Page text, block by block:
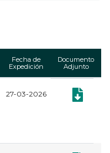
Fecha de
Expedición
Documento
Adjunto
27-03-2026